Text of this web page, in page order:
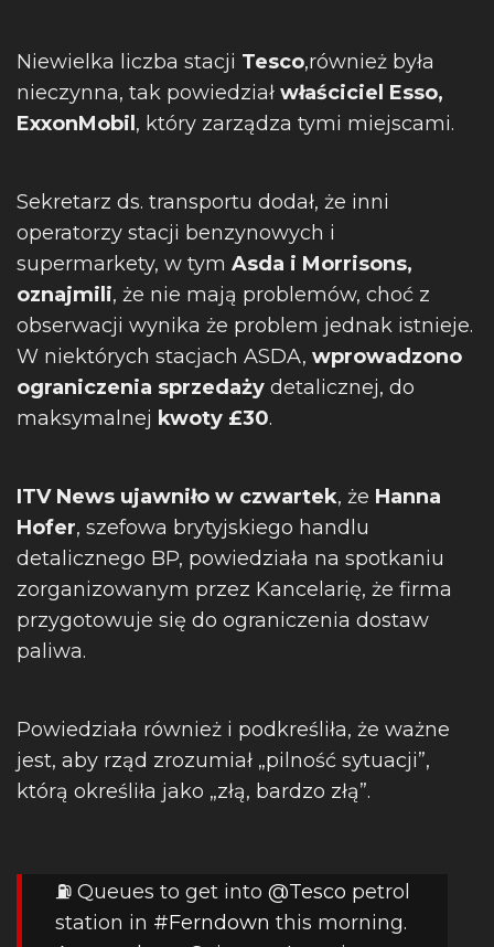
Niewielka liczba stacji Tesco,również była
nieczynna, tak powiedział właściciel Esso,
ExxonMobil , który zarządza tymi miejscami.
Sekretarz ds. transportu dodał, że inni
operatorzy stacji benzynowych i
supermarkety, w tym Asda i Morrisons,
oznajmili, że nie mają problemów, choć z
obserwacji wynika że problem jednak istnieje.
W niektórych stacjach ASDA, wprowadzono
ograniczenia sprzedaży detalicznej, do
maksymalnej kwoty £30.
ITV News ujawniło w czwartek, że Hanna
Hofer, szefowa brytyjskiego handlu
detalicznego BP, powiedziała na spotkaniu
zorganizowanym przez Kancelarię, że firma
przygotowuje się do ograniczenia dostaw
paliwa.
Powiedziała również i podkreśliła, że ​​ważne
jest, aby rząd zrozumiał „pilność sytuacji”,
którą określiła jako „złą, bardzo złą”.
⛽️ Queues to get into @Tesco petrol
station in #Ferndown this morning.